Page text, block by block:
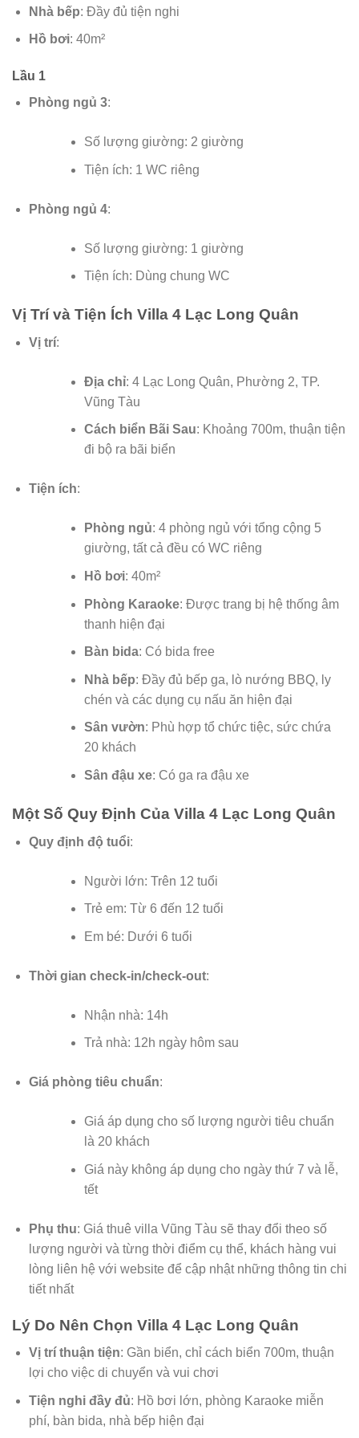
Nhà bếp: Đầy đủ tiện nghi
Hồ bơi: 40m²
Lầu 1
Phòng ngủ 3:
Số lượng giường: 2 giường
Tiện ích: 1 WC riêng
Phòng ngủ 4:
Số lượng giường: 1 giường
Tiện ích: Dùng chung WC
Vị Trí và Tiện Ích Villa 4 Lạc Long Quân
Vị trí:
Địa chỉ: 4 Lạc Long Quân, Phường 2, TP.
Vũng Tàu
Cách biển Bãi Sau: Khoảng 700m, thuận tiện
đi bộ ra bãi biển
Tiện ích:
Phòng ngủ: 4 phòng ngủ với tổng cộng 5
giường, tất cả đều có WC riêng
Hồ bơi: 40m²
Phòng Karaoke: Được trang bị hệ thống âm
thanh hiện đại
Bàn bida: Có bida free
Nhà bếp: Đầy đủ bếp ga, lò nướng BBQ, ly
chén và các dụng cụ nấu ăn hiện đại
Sân vườn: Phù hợp tổ chức tiệc, sức chứa
20 khách
Sân đậu xe: Có ga ra đậu xe
Một Số Quy Định Của Villa 4 Lạc Long Quân
Quy định độ tuổi:
Người lớn: Trên 12 tuổi
Trẻ em: Từ 6 đến 12 tuổi
Em bé: Dưới 6 tuổi
Thời gian check-in/check-out:
Nhận nhà: 14h
Trả nhà: 12h ngày hôm sau
Giá phòng tiêu chuẩn:
Giá áp dụng cho số lượng người tiêu chuẩn
là 20 khách
Giá này không áp dụng cho ngày thứ 7 và lễ,
tết
Phụ thu: Giá thuê villa Vũng Tàu sẽ thay đổi theo số
lượng người và từng thời điểm cụ thể, khách hàng vui
lòng liên hệ với website để cập nhật những thông tin chi
tiết nhất
Lý Do Nên Chọn Villa 4 Lạc Long Quân
Vị trí thuận tiện: Gần biển, chỉ cách biển 700m, thuận
lợi cho việc di chuyển và vui chơi
Tiện nghi đầy đủ: Hồ bơi lớn, phòng Karaoke miễn
phí, bàn bida, nhà bếp hiện đại